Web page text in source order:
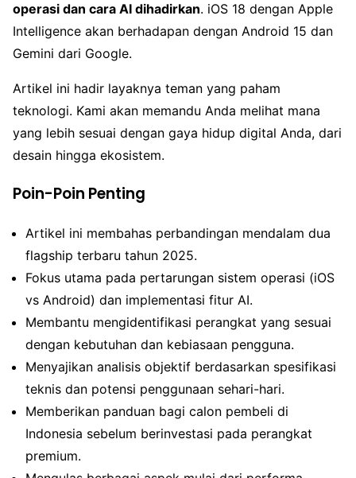
operasi dan cara AI dihadirkan. iOS 18 dengan Apple
Intelligence akan berhadapan dengan Android 15 dan
Gemini dari Google.
Artikel ini hadir layaknya teman yang paham
teknologi. Kami akan memandu Anda melihat mana
yang lebih sesuai dengan gaya hidup digital Anda, dari
desain hingga ekosistem.
Poin-Poin Penting
Artikel ini membahas perbandingan mendalam dua
flagship terbaru tahun 2025.
Fokus utama pada pertarungan sistem operasi (iOS
vs Android) dan implementasi fitur AI.
Membantu mengidentifikasi perangkat yang sesuai
dengan kebutuhan dan kebiasaan pengguna.
Menyajikan analisis objektif berdasarkan spesifikasi
teknis dan potensi penggunaan sehari-hari.
Memberikan panduan bagi calon pembeli di
Indonesia sebelum berinvestasi pada perangkat
premium.